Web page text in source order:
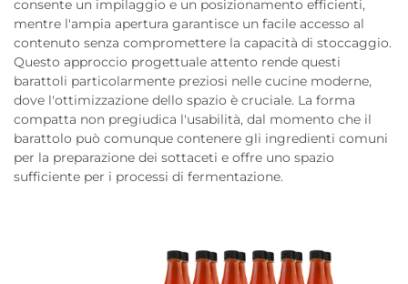
consente un impilaggio e un posizionamento efficienti,
mentre l'ampia apertura garantisce un facile accesso al
contenuto senza compromettere la capacità di stoccaggio.
Questo approccio progettuale attento rende questi
barattoli particolarmente preziosi nelle cucine moderne,
dove l'ottimizzazione dello spazio è cruciale. La forma
compatta non pregiudica l'usabilità, dal momento che il
barattolo può comunque contenere gli ingredienti comuni
per la preparazione dei sottaceti e offre uno spazio
sufficiente per i processi di fermentazione.